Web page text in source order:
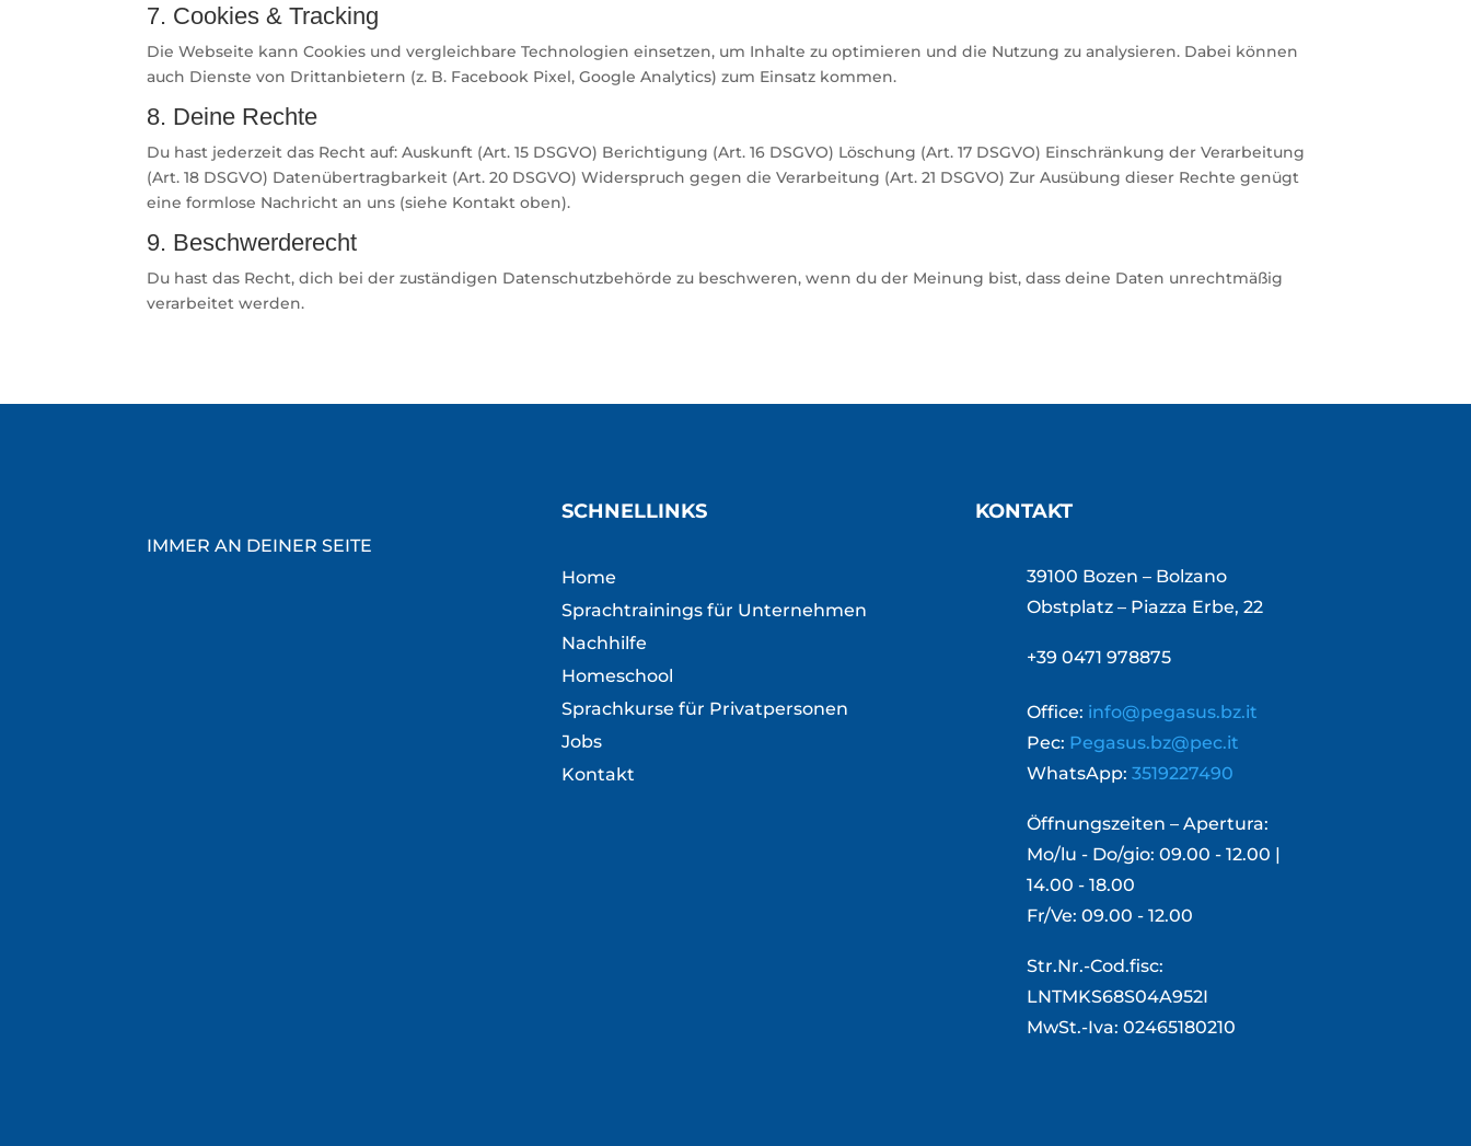
7. Cookies & Tracking
Die Webseite kann Cookies und vergleichbare Technologien einsetzen, um Inhalte zu optimieren und die Nutzung zu analysieren. Dabei können
auch Dienste von Drittanbietern (z. B. Facebook Pixel, Google Analytics) zum Einsatz kommen.
8. Deine Rechte
Du hast jederzeit das Recht auf: Auskunft (Art. 15 DSGVO) Berichtigung (Art. 16 DSGVO) Löschung (Art. 17 DSGVO) Einschränkung der Verarbeitung
(Art. 18 DSGVO) Datenübertragbarkeit (Art. 20 DSGVO) Widerspruch gegen die Verarbeitung (Art. 21 DSGVO) Zur Ausübung dieser Rechte genügt
eine formlose Nachricht an uns (siehe Kontakt oben).
9. Beschwerderecht
Du hast das Recht, dich bei der zuständigen Datenschutzbehörde zu beschweren, wenn du der Meinung bist, dass deine Daten unrechtmäßig
verarbeitet werden.
IMMER AN DEINER SEITE
SCHNELLINKS
Home
Sprachtrainings für Unternehmen
Nachhilfe
Homeschool
Sprachkurse für Privatpersonen
Jobs
Kontakt
KONTAKT
39100 Bozen – Bolzano
Obstplatz – Piazza Erbe, 22
+39 0471 978875
Office: info@pegasus.bz.it
Pec: Pegasus.bz@pec.it
WhatsApp:3519227490
Öffnungszeiten – Apertura:
Mo/lu - Do/gio: 09.00 - 12.00 |
14.00 - 18.00
Fr/Ve: 09.00 - 12.00
Str.Nr.-Cod.fisc:
LNTMKS68S04A952I
MwSt.-Iva: 02465180210